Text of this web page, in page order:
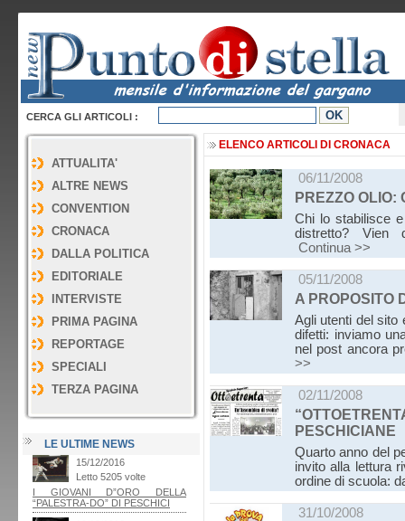
CERCA GLI ARTICOLI :
ATTUALITA'
ALTRE NEWS
CONVENTION
CRONACA
DALLA POLITICA
EDITORIALE
INTERVISTE
PRIMA PAGINA
REPORTAGE
SPECIALI
TERZA PAGINA
LE ULTIME NEWS
ELENCO ARTICOLI DI CRONACA
06/11/2008
PREZZO OLIO:
Chi lo stabilisce
distretto? Vien
Continua >>
05/11/2008
A PROPOSITO
Agli utenti del sito
difetti: inviamo
nel post ancora
>>
02/11/2008
PESCHICIANE
Quarto anno del
invito alla lettura
ordine di scuola:
31/10/2008